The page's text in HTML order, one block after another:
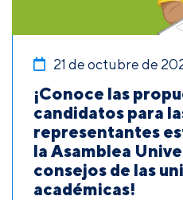
21 de octubre de
¡Conoce las
candidatos para
representantes
la Asamblea
consejos de las
académicas!